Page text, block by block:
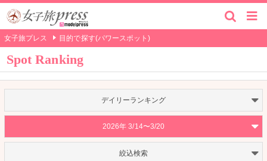
女子旅プレス 目的で探す(パワースポット)
Spot Ranking
デイリーランキング
2026年 3/14〜3/20
絞込検索